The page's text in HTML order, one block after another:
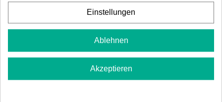
13,60 € 7,20 €
Einstellungen
Ablehnen
Akzeptieren